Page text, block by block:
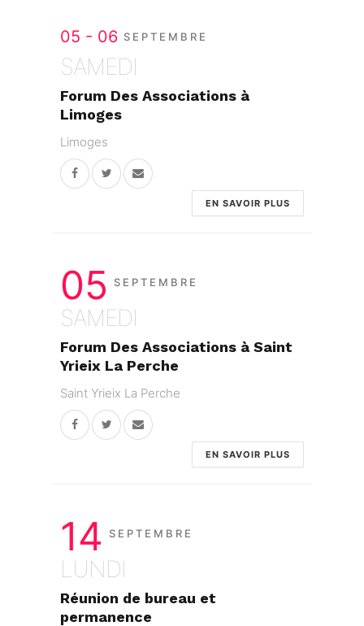
05 - 06 SEPTEMBRE
SAMEDI
Forum Des Associations à
Limoges
Limoges
EN SAVOIR PLUS
05 SEPTEMBRE
SAMEDI
Forum Des Associations à Saint
Yrieix La Perche
Saint Yrieix La Perche
EN SAVOIR PLUS
14 SEPTEMBRE
LUNDI
Réunion de bureau et
permanence